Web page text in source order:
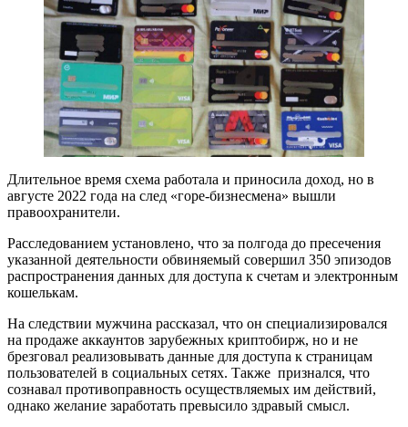
Длительное время схема работала и приносила доход, но в
августе 2022 года на след «горе-бизнесмена» вышли
правоохранители.
Расследованием установлено, что за полгода до пресечения
указанной деятельности обвиняемый совершил 350 эпизодов
распространения данных для доступа к счетам и электронным
кошелькам.
На следствии мужчина рассказал, что он специализировался
на продаже аккаунтов зарубежных криптобирж, но и не
брезговал реализовывать данные для доступа к страницам
пользователей в социальных сетях. Также признался, что
сознавал противоправность осуществляемых им действий,
однако желание заработать превысило здравый смысл.